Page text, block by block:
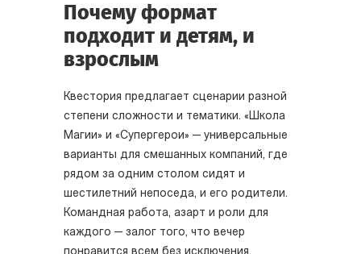
Почему формат
подходит и детям, и
взрослым
Квестория предлагает сценарии разной
степени сложности и тематики. «Школа
Магии» и «Супергерои» — универсальные
варианты для смешанных компаний, где
рядом за одним столом сидят и
шестилетний непоседа, и его родители.
Командная работа, азарт и роли для
каждого — залог того, что вечер